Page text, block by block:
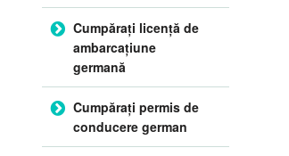
Cumpărați licență de
ambarcațiune
germană
Cumpărați permis de
conducere german